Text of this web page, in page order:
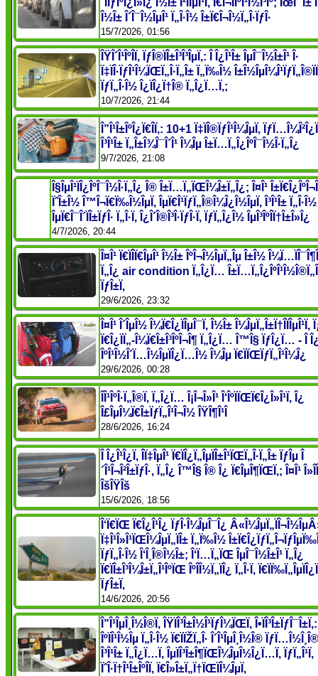
Î½Î± Î´Î¯Î½ÎµÎ¹ Ï„Î·Î½ Î±Ï€Î¬Î½Ï„Î·ÏƒÎ·
15/7/2026, 01:56
ÎŸÎ´Î¹ÎºÎ­Ï‚ ÏƒÎ®ÏÎ±Î³Î³ÎµÏ‚: Î Î¿Î¹Î± ÎµÎ¯Î½Î±Î¹ Î·
Ï‡ÏÎ·ÏƒÎ¹Î¼ÏŒÏ„Î·Ï„Î± Ï„Ï‰Î½
ÏƒÏ„Î·Î½ Î¿ÏÎ¿Ï†Î® Ï„Î¿Ï…Ï‚;
10/7/2026, 21:44
Î”Î¹Î±ÎºÎ¿Ï€Î­Ï‚: 10+1 Ï‡ÏÎ®ÏƒÎ¹Î¼ÎµÏ‚
Î³Î¹Î± Ï„Î±Î¾Î¯Î´Î¹ Î¼Îµ Î±Ï…Ï„Î¿ÎºÎ¯Î½Î·Ï„Î¿
9/7/2026, 21:08
Î§ÎµÎ¹ÏÎ¿ÎºÎ¯Î½Î·Ï„Î¿ Î® Î±Ï…Ï„ÏŒÎ¼Î±Ï„Î¿; Î¤Î¹
ÏˆÎ±Î½ Î™Î¬Ï€Ï‰Î½ÎµÏ‚ ÎµÏ€Î¹ÏƒÏ„Î®Î¼Î¿Î½ÎµÏ‚ Î³Î¹Î± Ï„Î·Î½
ÎµÏ€Î¯Î´ÏÎ±ÏƒÎ· Ï„Î·Ï‚ Î¿Î´Î®Î³Î·ÏƒÎ·Ï‚ ÏƒÏ„Î¿Î½ ÎµÎ³ÎºÎ­Ï†Î±Î»Î¿
4/7/2026, 20:44
Î¤Î¹ Ï€ÏÎ­Ï€ÎµÎ¹ Î½Î± ÎºÎ¬Î½ÎµÏ„Îµ Î±Î½
Ï„Î¿ air condition Ï„Î¿Ï…
ÏƒÎ±Ï‚
29/6/2026, 23:32
Î¤Î¹ Î´ÎµÎ½ Î¼Ï€Î¿ÏÎµÎ¯Ï‚ Î½Î± Î¼ÎµÏ„Î±Ï†Î­ÏÎµÎ¹Ï‚
Ï€Î¿ÏÏ„-Î¼Ï€Î±Î³ÎºÎ¬Î¶ Ï„Î¿Ï… Î™Î§ ÏƒÎ¿Ï… - Î
ÎºÎ¹Î½Î´Ï…Î½ÎµÏÎ¿Ï…Î½ Î¼Îµ Ï€ÏÏŒÏƒÏ„Î¹Î¼Î¿
29/6/2026, 00:28
ÎÎ¹ÎºÎ·Ï„Î®Ï‚ Ï„Î¿Ï… Î¡Î¬Î»Î¹ Î‘ÎºÏÏŒÏ€Î¿Î»Î¹Ï‚ Î¿
Î£ÎµÎ¼Ï€Î±ÏƒÏ„Î¹Î¬Î½ ÎŸÎ¶Î¹Î­
28/6/2026, 16:24
Î Î¿Î¹Î¿Ï‚ Î­Ï‡ÎµÎ¹ Ï€ÏÎ¿Ï„ÎµÏÎ±Î¹ÏŒÏ„Î·Ï„Î± ÏƒÎµ Î
´Î¹Î¬Î²Î±ÏƒÎ·, Ï„Î¿ Î™Î§ Î® Î¿ Ï€ÎµÎ¶ÏŒÏ‚; Î¤Î¹
ÎšÎŸÎš
15/6/2026, 18:56
Î‘Ï€ÏŒ Ï€Î¿Î¹Î¿ ÏƒÎ·Î¼ÎµÎ¯Î¿
Ï‡Î¹Î»Î¹ÏŒÎ¼ÎµÏ„ÏÎ± Ï„Ï‰Î½
ÏƒÏ„Î·Î½ Î‘Î¸Î®Î½Î±; Î‘Ï…Ï„ÏŒ ÎµÎ¯Î½Î±Î¹ Ï„Î¿
Ï€ÏÎ±Î³Î¼Î±Ï„Î¹ÎºÏŒ ÎºÎ­Î½Ï„ÏÎ¿ Ï„Î·Ï‚
ÏƒÎ±Ï‚
14/6/2026, 20:56
Î”Î¹ÎµÎ¸Î½Î®Ï‚ ÎŸÏÎ³Î±Î½Î¹ÏƒÎ¼ÏŒÏ‚
ÎºÏÎ¹Î½Îµ Ï„Î·Î½ Ï€ÏÏŽÏ„Î· Î´Î¹ÎµÎ¸Î½Î®
Î³Î¹Î± Ï„Î¿Ï…Ï‚ ÎµÏÎ³Î±Î¶ÏŒÎ¼ÎµÎ½Î¿Ï…Ï‚ ÏƒÏ„Î¹Ï‚
ÏˆÎ·Ï†Î¹Î±ÎºÎ­Ï‚ Ï€Î»Î±Ï„Ï†ÏŒÏÎ¼ÎµÏ‚